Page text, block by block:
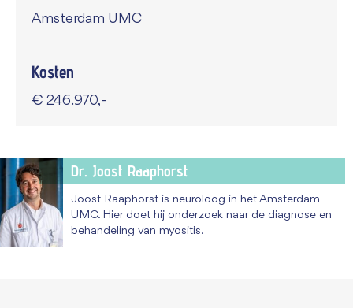
Amsterdam UMC
Kosten
€ 246.970,-
Dr. Joost Raaphorst
Joost Raaphorst is neuroloog in het Amsterdam
UMC. Hier doet hij onderzoek naar de diagnose en
behandeling van myositis.